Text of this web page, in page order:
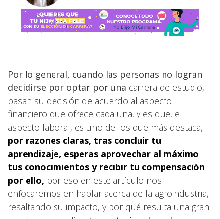
Por lo general, cuando las personas no logran
decidirse por optar por una carrera de estudio,
basan su decisión de acuerdo al aspecto
financiero que ofrece cada una, y es que, el
aspecto laboral, es uno de los que más destaca,
por razones claras, tras concluir tu
aprendizaje, esperas aprovechar al máximo
tus conocimientos y recibir tu compensación
por ello, por eso en este artículo nos
enfocaremos en hablar acerca de la agroindustria,
resaltando su impacto, y por qué resulta una gran